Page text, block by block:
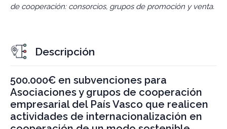
de cooperación: consorcios, grupos de promoción y venta.
Descripción
500.000€ en subvenciones para
Asociaciones y grupos de cooperación
empresarial del País Vasco que realicen
actividades de internacionalización en